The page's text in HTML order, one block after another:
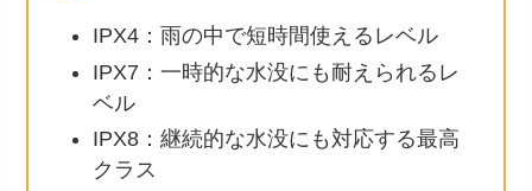
IPX4：雨の中で短時間使えるレベル
IPX7：一時的な水没にも耐えられるレ
ベル
IPX8：継続的な水没にも対応する最高
クラス